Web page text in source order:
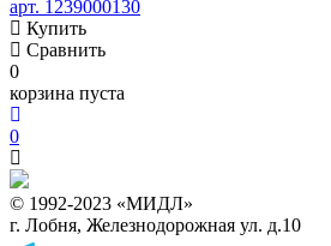
арт. 1239000130
Купить
Сравнить
0
корзина пуста
0
© 1992-2023 «МИДЛ»
г. Лобня, Железнодорожная ул. д.10